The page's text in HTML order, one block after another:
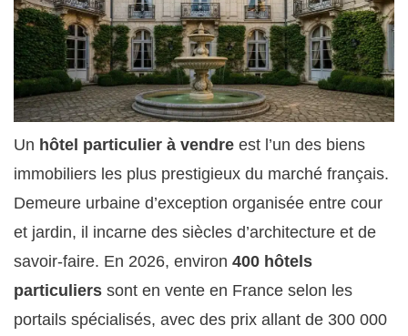
Un hôtel particulier à vendre est l’un des biens
immobiliers les plus prestigieux du marché français.
Demeure urbaine d’exception organisée entre cour
et jardin, il incarne des siècles d’architecture et de
savoir-faire. En 2026, environ 400 hôtels
particuliers sont en vente en France selon les
portails spécialisés, avec des prix allant de 300 000